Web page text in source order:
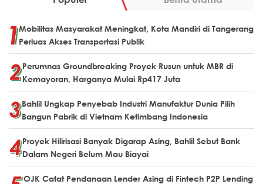
Mobilitas Masyarakat Meningkat, Kota Mandiri di Tangerang
Perluas Akses Transportasi Publik
Perumnas Groundbreaking Proyek Rusun untuk MBR di
Kemayoran, Harganya Mulai Rp417 Juta
Bahlil Ungkap Penyebab Industri Manufaktur Dunia Pilih
Bangun Pabrik di Vietnam Ketimbang Indonesia
Proyek Hilirisasi Banyak Digarap Asing, Bahlil Sebut Bank
Dalam Negeri Belum Mau Biayai
OJK Catat Pendanaan Lender Asing di Fintech P2P Lending